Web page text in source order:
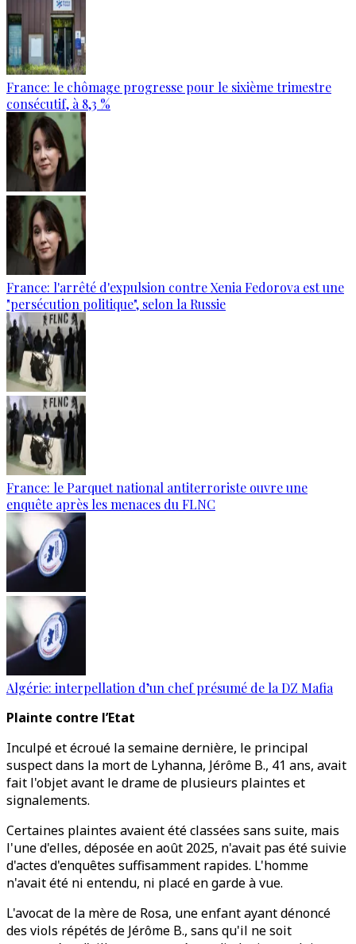
France: le chômage progresse pour le sixième trimestre
consécutif, à 8,3 %
France: l'arrêté d'expulsion contre Xenia Fedorova est une
"persécution politique", selon la Russie
France: le Parquet national antiterroriste ouvre une
enquête après les menaces du FLNC
Algérie: interpellation d’un chef présumé de la DZ Mafia
Plainte contre l’Etat
Inculpé et écroué la semaine dernière, le principal
suspect dans la mort de Lyhanna, Jérôme B., 41 ans, avait
fait l'objet avant le drame de plusieurs plaintes et
signalements.
Certaines plaintes avaient été classées sans suite, mais
l'une d'elles, déposée en août 2025, n'avait pas été suivie
d'actes d'enquêtes suffisamment rapides. L'homme
n'avait été ni entendu, ni placé en garde à vue.
L'avocat de la mère de Rosa, une enfant ayant dénoncé
des viols répétés de Jérôme B., sans qu'il ne soit